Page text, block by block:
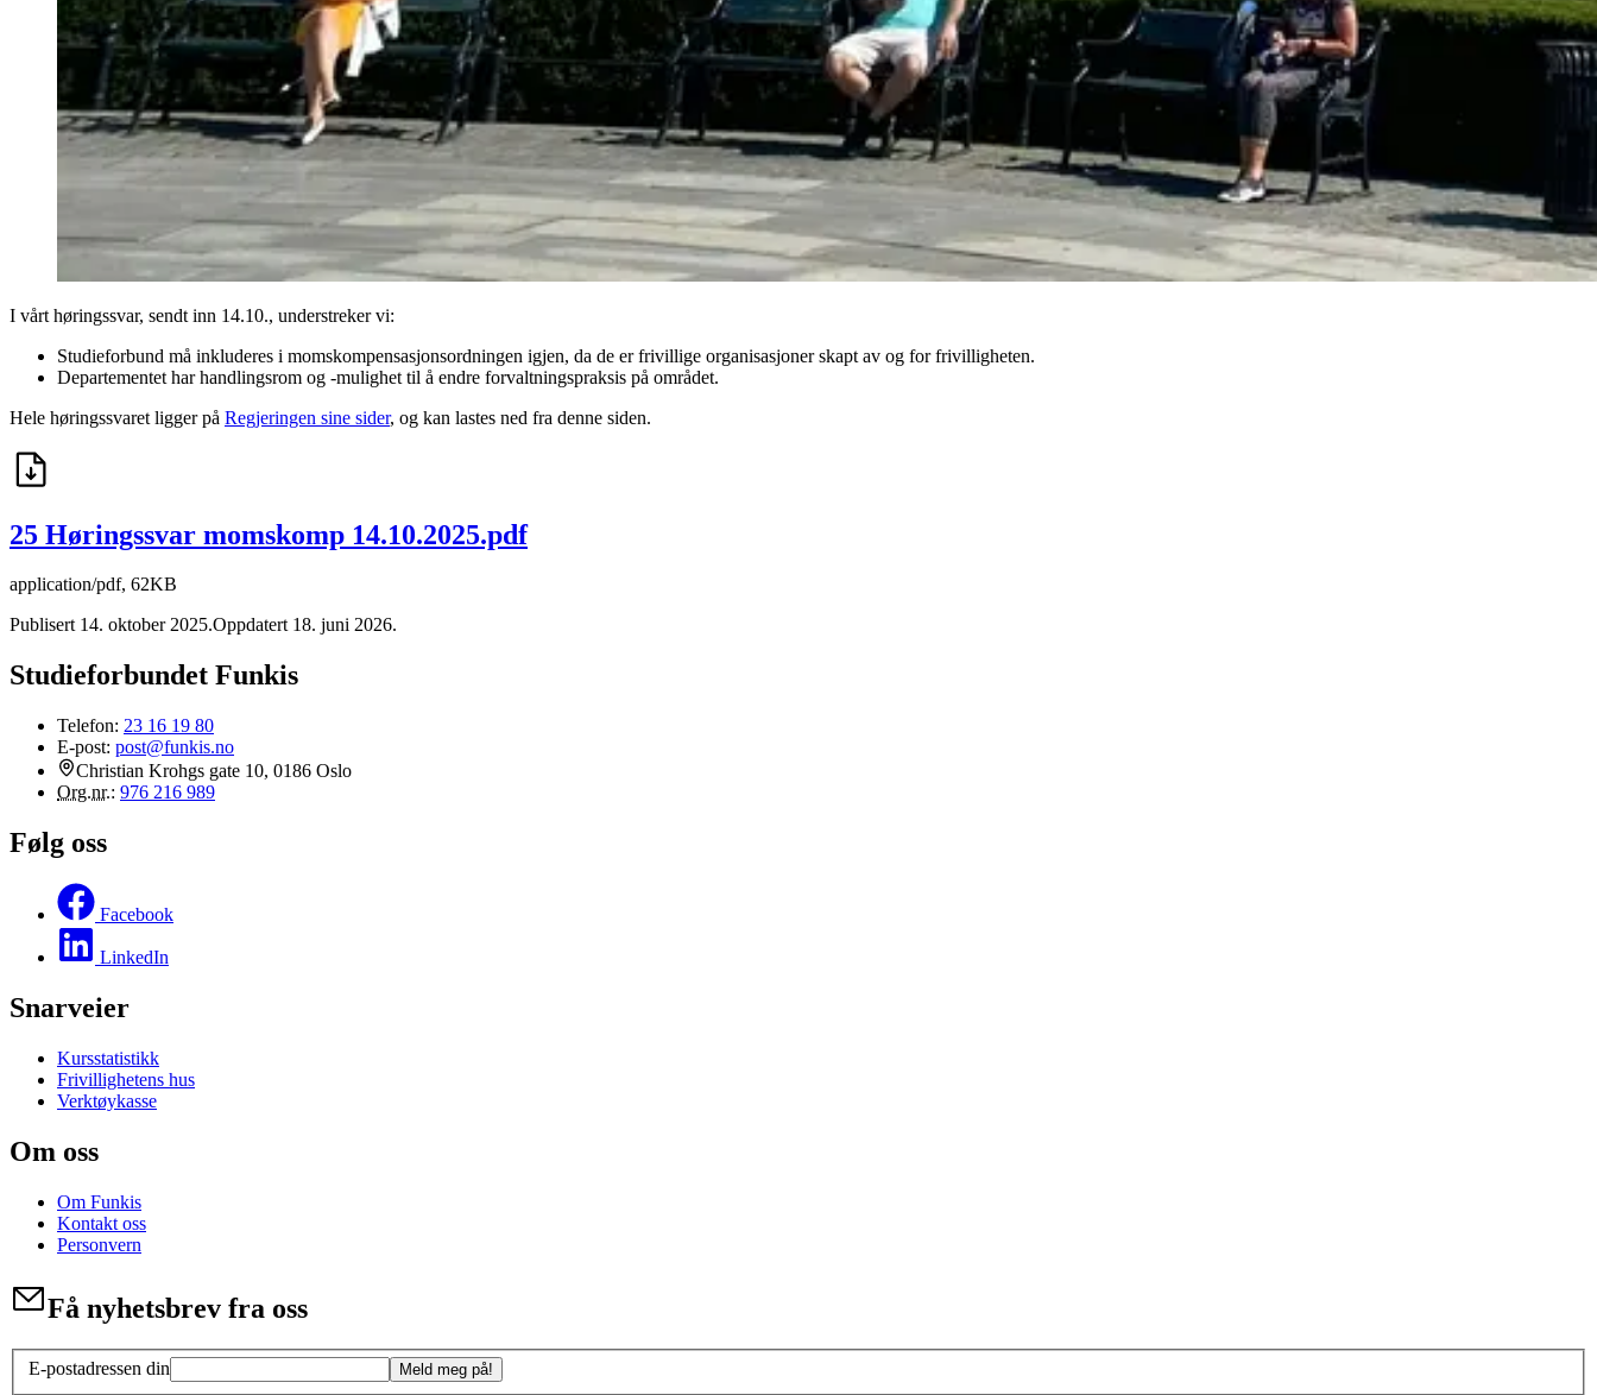
I vårt høringssvar, sendt inn 14.10., understreker vi:
Studieforbund må inkluderes i momskompensasjonsordningen igjen, da de er frivillige organisasjoner skapt av og for frivilligheten.
Departementet har handlingsrom og -mulighet til å endre forvaltningspraksis på området.
Hele høringssvaret ligger på Regjeringen sine sider, og kan lastes ned fra denne siden.
25 Høringssvar momskomp 14.10.2025.pdf
application/pdf, 62KB
Publisert 14. oktober 2025.Oppdatert 18. juni 2026.
Studieforbundet Funkis
Telefon: 23 16 19 80
E-post: post@funkis.no
Christian Krohgs gate 10, 0186 Oslo
Org.nr.: 976 216 989
Følg oss
Facebook
LinkedIn
Snarveier
Kursstatistikk
Frivillighetens hus
Verktøykasse
Om oss
Om Funkis
Kontakt oss
Personvern
Få nyhetsbrev fra oss
E-postadressen din Meld meg på!